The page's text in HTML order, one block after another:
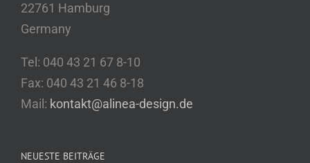
22761 Hamburg
Germany
Tel: 040 43 21 67 8-10
Fax: 040 43 21 46 8-18
Mail: kontakt@alinea-design.de
NEUESTE BEITRÄGE